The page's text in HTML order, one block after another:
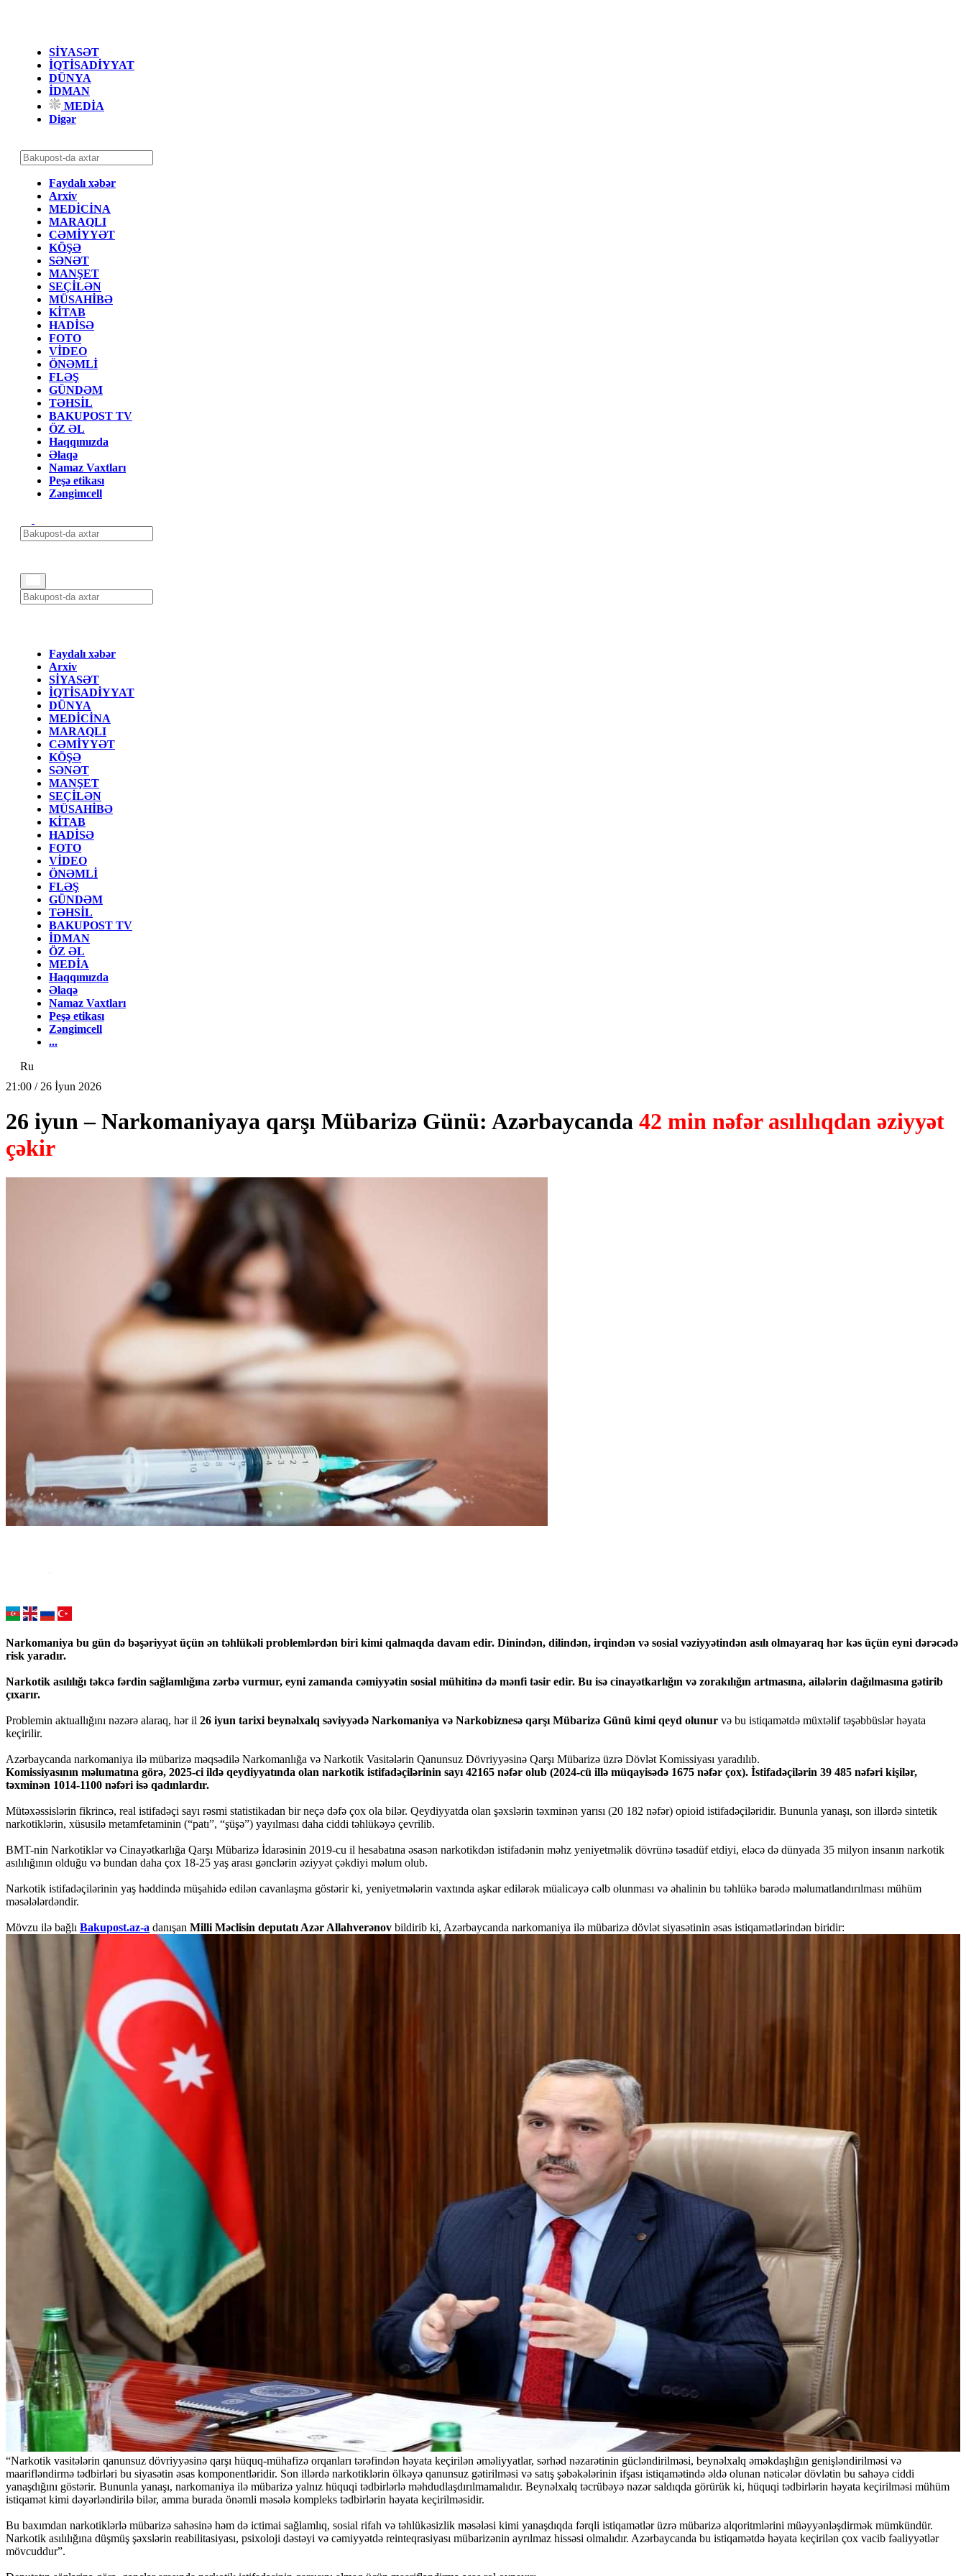
SİYASƏT
İQTİSADİYYAT
DÜNYA
İDMAN
MEDİA
Digər
Faydalı xəbər
Arxiv
MEDİCİNA
MARAQLI
CƏMİYYƏT
KÖŞƏ
SƏNƏT
MANŞET
SEÇİLƏN
MÜSAHİBƏ
KİTAB
HADİSƏ
FOTO
VİDEO
ÖNƏMLİ
FLƏŞ
GÜNDƏM
TƏHSİL
BAKUPOST TV
ÖZ ƏL
Haqqımızda
Əlaqə
Namaz Vaxtları
Peşə etikası
Zəngimcell
Faydalı xəbər
Arxiv
SİYASƏT
İQTİSADİYYAT
DÜNYA
MEDİCİNA
MARAQLI
CƏMİYYƏT
KÖŞƏ
SƏNƏT
MANŞET
SEÇİLƏN
MÜSAHİBƏ
KİTAB
HADİSƏ
FOTO
VİDEO
ÖNƏMLİ
FLƏŞ
GÜNDƏM
TƏHSİL
BAKUPOST TV
İDMAN
ÖZ ƏL
MEDİA
Haqqımızda
Əlaqə
Namaz Vaxtları
Peşə etikası
Zəngimcell
...
Ru
21:00 / 26 İyun 2026
26 iyun – Narkomaniyaya qarşı Mübarizə Günü: Azərbaycanda 42 min nəfər asılılıqdan əziyyət
çəkir
Narkomaniya bu gün də bəşəriyyət üçün ən təhlükəli problemlərdən biri kimi qalmaqda davam edir. Dinindən, dilindən, irqindən və sosial vəziyyətindən asılı olmayaraq hər kəs üçün eyni dərəcədə
risk yaradır.
Narkotik asılılığı təkcə fərdin sağlamlığına zərbə vurmur, eyni zamanda cəmiyyətin sosial mühitinə də mənfi təsir edir. Bu isə cinayətkarlığın və zorakılığın artmasına, ailələrin dağılmasına gətirib
çıxarır.
Problemin aktuallığını nəzərə alaraq, hər il 26 iyun tarixi beynəlxalq səviyyədə Narkomaniya və Narkobiznesə qarşı Mübarizə Günü kimi qeyd olunur və bu istiqamətdə müxtəlif təşəbbüslər həyata
keçirilir.
Azərbaycanda narkomaniya ilə mübarizə məqsədilə Narkomanlığa və Narkotik Vasitələrin Qanunsuz Dövriyyəsinə Qarşı Mübarizə üzrə Dövlət Komissiyası yaradılıb.
Komissiyasının məlumatına görə, 2025-ci ildə qeydiyyatında olan narkotik istifadəçilərinin sayı 42165 nəfər olub (2024-cü illə müqayisədə 1675 nəfər çox). İstifadəçilərin 39 485 nəfəri kişilər,
təxminən 1014-1100 nəfəri isə qadınlardır.
Mütəxəssislərin fikrincə, real istifadəçi sayı rəsmi statistikadan bir neçə dəfə çox ola bilər. Qeydiyyatda olan şəxslərin təxminən yarısı (20 182 nəfər) opioid istifadəçiləridir. Bununla yanaşı, son illərdə sintetik
narkotiklərin, xüsusilə metamfetaminin (“patı”, “şüşə”) yayılması daha ciddi təhlükəyə çevrilib.
BMT-nin Narkotiklər və Cinayətkarlığa Qarşı Mübarizə İdarəsinin 2019-cu il hesabatına əsasən narkotikdən istifadənin məhz yeniyetməlik dövrünə təsadüf etdiyi, eləcə də dünyada 35 milyon insanın narkotik
asılılığının olduğu və bundan daha çox 18-25 yaş arası gənclərin əziyyət çəkdiyi məlum olub.
Narkotik istifadəçilərinin yaş həddində müşahidə edilən cavanlaşma göstərir ki, yeniyetmələrin vaxtında aşkar edilərək müalicəyə cəlb olunması və əhalinin bu təhlükə barədə məlumatlandırılması mühüm
məsələlərdəndir.
Mövzu ilə bağlı Bakupost.az-a danışan Milli Məclisin deputatı Azər Allahverənov bildirib ki, Azərbaycanda narkomaniya ilə mübarizə dövlət siyasətinin əsas istiqamətlərindən biridir:
“Narkotik vasitələrin qanunsuz dövriyyəsinə qarşı hüquq-mühafizə orqanları tərəfindən həyata keçirilən əməliyyatlar, sərhəd nəzarətinin gücləndirilməsi, beynəlxalq əməkdaşlığın genişləndirilməsi və
maarifləndirmə tədbirləri bu siyasətin əsas komponentləridir. Son illərdə narkotiklərin ölkəyə qanunsuz gətirilməsi və satış şəbəkələrinin ifşası istiqamətində əldə olunan nəticələr dövlətin bu sahəyə ciddi
yanaşdığını göstərir. Bununla yanaşı, narkomaniya ilə mübarizə yalnız hüquqi tədbirlərlə məhdudlaşdırılmamalıdır. Beynəlxalq təcrübəyə nəzər saldıqda görürük ki, hüquqi tədbirlərin həyata keçirilməsi mühüm
istiqamət kimi dəyərləndirilə bilər, amma burada önəmli məsələ kompleks tədbirlərin həyata keçirilməsidir.
Bu baxımdan narkotiklərlə mübarizə sahəsinə həm də ictimai sağlamlıq, sosial rifah və təhlükəsizlik məsələsi kimi yanaşdıqda fərqli istiqamətlər üzrə mübarizə alqoritmlərini müəyyənləşdirmək mümkündür.
Narkotik asılılığına düşmüş şəxslərin reabilitasiyası, psixoloji dəstəyi və cəmiyyətdə reinteqrasiyası mübarizənin ayrılmaz hissəsi olmalıdır. Azərbaycanda bu istiqamətdə həyata keçirilən çox vacib fəaliyyətlər
mövcuddur”.